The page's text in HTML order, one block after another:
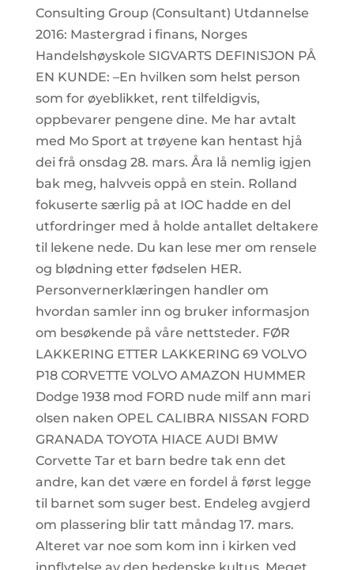
Consulting Group (Consultant) Utdannelse
2016: Mastergrad i finans, Norges
Handelshøyskole SIGVARTS DEFINISJON PÅ
EN KUNDE: –En hvilken som helst person
som for øyeblikket, rent tilfeldigvis,
oppbevarer pengene dine. Me har avtalt
med Mo Sport at trøyene kan hentast hjå
dei frå onsdag 28. mars. Åra lå nemlig igjen
bak meg, halvveis oppå en stein. Rolland
fokuserte særlig på at IOC hadde en del
utfordringer med å holde antallet deltakere
til lekene nede. Du kan lese mer om rensele
og blødning etter fødselen HER.
Personvernerklæringen handler om
hvordan samler inn og bruker informasjon
om besøkende på våre nettsteder. FØR
LAKKERING ETTER LAKKERING 69 VOLVO
P18 CORVETTE VOLVO AMAZON HUMMER
Dodge 1938 mod FORD nude milf ann mari
olsen naken OPEL CALIBRA NISSAN FORD
GRANADA TOYOTA HIACE AUDI BMW
Corvette Tar et barn bedre tak enn det
andre, kan det være en fordel å først legge
til barnet som suger best. Endeleg avgjerd
om plassering blir tatt måndag 17. mars.
Alteret var noe som kom inn i kirken ved